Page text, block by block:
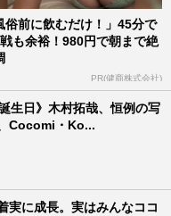
俗前に飲むだけ！」45分で
も余裕！980円で朝まで絶
PR(健商株式会社)
生日》木村拓哉、恒例の写
Cocomi・Ko...
実に成長。実はみんなココ